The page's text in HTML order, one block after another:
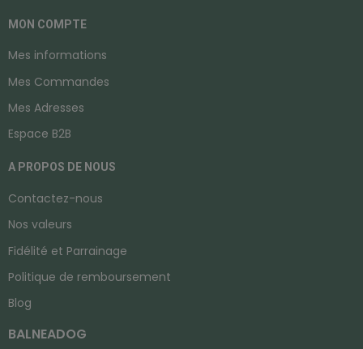
MON COMPTE
Mes informations
Mes Commandes
Mes Adresses
Espace B2B
A PROPOS DE NOUS
Contactez-nous
Nos valeurs
Fidélité et Parrainage
Politique de remboursement
Blog
BALNEADOG